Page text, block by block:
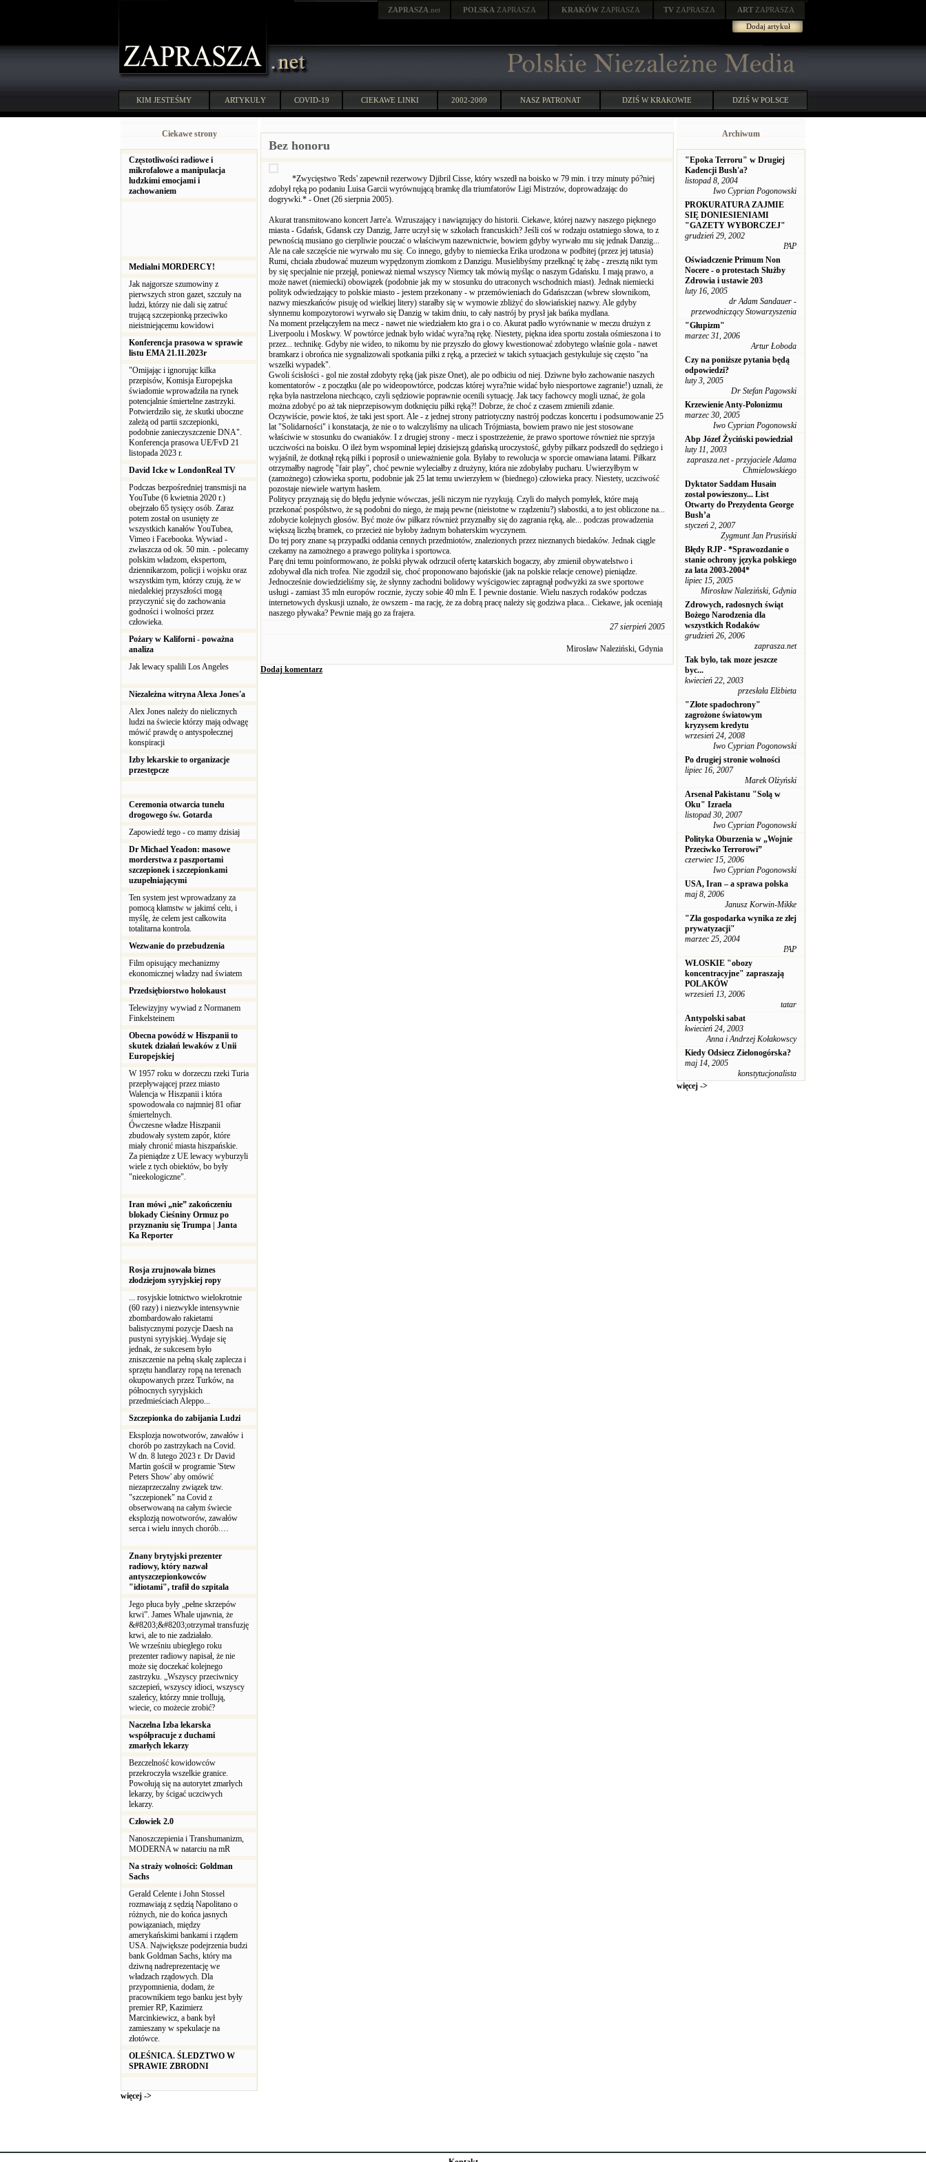
ZAPRASZA .net POLSKA ZAPRASZA KRAKÓW ZAPRASZA TV ZAPRASZA ART ZAPRASZA
Dodaj artykuł
KIM JESTEŚMY ARTYKUŁY COVID-19 CIEKAWE LINKI 2002-2009 NASZ PATRONAT DZIŚ W KRAKOWIE DZIŚ W POLSCE
Ciekawe strony
Częstotliwości radiowe i
mikrofalowe a manipulacja
ludzkimi emocjami i
zachowaniem
Medialni MORDERCY!
Jak najgorsze szumowiny z
pierwszych stron gazet, szczuły na
ludzi, którzy nie dali się zatruć
trującą szczepionką przeciwko
nieistniejącemu kowidowi
Konferencja prasowa w sprawie
listu EMA 21.11.2023r
"Omijając i ignorując kilka
przepisów, Komisja Europejska
świadomie wprowadziła na rynek
potencjalnie śmiertelne zastrzyki.
Potwierdziło się, że skutki uboczne
zależą od partii szczepionki,
podobnie zanieczyszczenie DNA".
Konferencja prasowa UE/FvD 21
listopada 2023 r.
David Icke w LondonReal TV
Podczas bezpośredniej transmisji na
YouTube (6 kwietnia 2020 r.)
obejrzało 65 tysięcy osób. Zaraz
potem został on usunięty ze
wszystkich kanałów YouTubea,
Vimeo i Facebooka. Wywiad -
zwłaszcza od ok. 50 min. - polecamy
polskim władzom, ekspertom,
dziennikarzom, policji i wojsku oraz
wszystkim tym, którzy czują, że w
niedalekiej przyszłości mogą
przyczynić się do zachowania
godności i wolności przez
człowieka.
Pożary w Kaliforni - poważna
analiza
Jak lewacy spalili Los Angeles
Niezależna witryna Alexa Jones'a
Alex Jones należy do nielicznych
ludzi na świecie którzy mają odwagę
mówić prawdę o antyspołecznej
konspiracji
Izby lekarskie to organizacje
przestępcze
Ceremonia otwarcia tunelu
drogowego św. Gotarda
Zapowiedź tego - co mamy dzisiaj
Dr Michael Yeadon: masowe
morderstwa z paszportami
szczepionek i szczepionkami
uzupełniającymi
Ten system jest wprowadzany za
pomocą kłamstw w jakimś celu, i
myślę, że celem jest całkowita
totalitarna kontrola.
Wezwanie do przebudzenia
Film opisujący mechanizmy
ekonomicznej władzy nad światem
Przedsiębiorstwo holokaust
Telewizyjny wywiad z Normanem
Finkelsteinem
Obecna powódź w Hiszpanii to
skutek działań lewaków z Unii
Europejskiej
W 1957 roku w dorzeczu rzeki Turia
przepływającej przez miasto
Walencja w Hiszpanii i która
spowodowała co najmniej 81 ofiar
śmiertelnych.
Ówczesne władze Hiszpanii
zbudowały system zapór, które
miały chronić miasta hiszpańskie.
Za pieniądze z UE lewacy wyburzyli
wiele z tych obiektów, bo były
"nieekologiczne".
Iran mówi „nie” zakończeniu
blokady Cieśniny Ormuz po
przyznaniu się Trumpa | Janta
Ka Reporter
Rosja zrujnowała biznes
złodziejom syryjskiej ropy
... rosyjskie lotnictwo wielokrotnie
(60 razy) i niezwykle intensywnie
zbombardowało rakietami
balistycznymi pozycje Daesh na
pustyni syryjskiej..Wydaje się
jednak, że sukcesem było
zniszczenie na pełną skalę zaplecza i
sprzętu handlarzy ropą na terenach
okupowanych przez Turków, na
północnych syryjskich
przedmieściach Aleppo...
Szczepionka do zabijania Ludzi
Eksplozja nowotworów, zawałów i
chorób po zastrzykach na Covid.
W dn. 8 lutego 2023 r. Dr David
Martin gościł w programie 'Stew
Peters Show' aby omówić
niezaprzeczalny związek tzw.
"szczepionek" na Covid z
obserwowaną na całym świecie
eksplozją nowotworów, zawałów
serca i wielu innych chorób.…
Znany brytyjski prezenter
radiowy, który nazwał
antyszczepionkowców
"idiotami", trafił do szpitala
Jego płuca były „pełne skrzepów
krwi”. James Whale ujawnia, że
&#8203;&#8203;otrzymał transfuzję
krwi, ale to nie zadziałało.
We wrześniu ubiegłego roku
prezenter radiowy napisał, że nie
może się doczekać kolejnego
zastrzyku. „Wszyscy przeciwnicy
szczepień, wszyscy idioci, wszyscy
szaleńcy, którzy mnie trollują,
wiecie, co możecie zrobić?
Naczelna Izba lekarska
współpracuje z duchami
zmarłych lekarzy
Bezczelność kowidowców
przekroczyła wszelkie granice.
Powołują się na autorytet zmarłych
lekarzy, by ścigać uczciwych
lekarzy.
Człowiek 2.0
Nanoszczepienia i Transhumanizm,
MODERNA w natarciu na mR
Na straży wolności: Goldman
Sachs
Gerald Celente i John Stossel
rozmawiają z sędzią Napolitano o
różnych, nie do końca jasnych
powiązaniach, między
amerykańskimi bankami i rządem
USA. Największe podejrzenia budzi
bank Goldman Sachs, który ma
dziwną nadreprezentację we
władzach rządowych. Dla
przypomnienia, dodam, że
pracownikiem tego banku jest były
premier RP, Kazimierz
Marcinkiewicz, a bank był
zamieszany w spekulacje na
złotówce.
OLEŚNICA. ŚLEDZTWO W
SPRAWIE ZBRODNI
więcej ->
Bez honoru
*Zwycięstwo 'Reds' zapewnił rezerwowy Djibril Cisse, który wszedł na boisko w 79 min. i trzy minuty pó?niej
zdobył ręką po podaniu Luisa Garcii wyrównującą bramkę dla triumfatorów Ligi Mistrzów, doprowadzając do
dogrywki.* - Onet (26 sierpnia 2005).
Akurat transmitowano koncert Jarre'a. Wzruszający i nawiązujący do historii. Ciekawe, której nazwy naszego pięknego
miasta - Gdańsk, Gdansk czy Danzig, Jarre uczył się w szkołach francuskich? Jeśli coś w rodzaju ostatniego słowa, to z
pewnością musiano go cierpliwie pouczać o właściwym nazewnictwie, bowiem gdyby wyrwało mu się jednak Danzig...
Ale na całe szczęście nie wyrwało mu się. Co innego, gdyby to niemiecka Erika urodzona w podbitej (przez jej tatusia)
Rumi, chciała zbudować muzeum wypędzonym ziomkom z Danzigu. Musielibyśmy przełknąć tę żabę - zresztą nikt tym
by się specjalnie nie przejął, ponieważ niemal wszyscy Niemcy tak mówią myśląc o naszym Gdańsku. I mają prawo, a
może nawet (niemiecki) obowiązek (podobnie jak my w stosunku do utraconych wschodnich miast). Jednak niemiecki
polityk odwiedzający to polskie miasto - jestem przekonany - w przemówieniach do Gdańszczan (wbrew słownikom,
nazwy mieszkańców pisuję od wielkiej litery) starałby się w wymowie zbliżyć do słowiańskiej nazwy. Ale gdyby
słynnemu kompozytorowi wyrwało się Danzig w takim dniu, to cały nastrój by prysł jak bańka mydlana.
Na moment przełączyłem na mecz - nawet nie wiedziałem kto gra i o co. Akurat padło wyrównanie w meczu drużyn z
Liverpoolu i Moskwy. W powtórce jednak było widać wyra?ną rękę. Niestety, piękna idea sportu została ośmieszona i to
przez... technikę. Gdyby nie wideo, to nikomu by nie przyszło do głowy kwestionować zdobytego właśnie gola - nawet
bramkarz i obrońca nie sygnalizowali spotkania piłki z ręką, a przecież w takich sytuacjach gestykuluje się często "na
wszelki wypadek".
Gwoli ścisłości - gol nie został zdobyty ręką (jak pisze Onet), ale po odbiciu od niej. Dziwne było zachowanie naszych
komentatorów - z początku (ale po wideopowtórce, podczas której wyra?nie widać było niesportowe zagranie!) uznali, że
ręka była nastrzelona niechcąco, czyli sędziowie poprawnie ocenili sytuację. Jak tacy fachowcy mogli uznać, że gola
można zdobyć po aż tak nieprzepisowym dotknięciu piłki ręką?! Dobrze, że choć z czasem zmienili zdanie.
Oczywiście, powie ktoś, że taki jest sport. Ale - z jednej strony patriotyczny nastrój podczas koncertu i podsumowanie 25
lat "Solidarności" i konstatacja, że nie o to walczyliśmy na ulicach Trójmiasta, bowiem prawo nie jest stosowane
właściwie w stosunku do cwaniaków. I z drugiej strony - mecz i spostrzeżenie, że prawo sportowe również nie sprzyja
uczciwości na boisku. O ileż bym wspominał lepiej dzisiejszą gdańską uroczystość, gdyby piłkarz podszedł do sędziego i
wyjaśnił, że dotknął ręką piłki i poprosił o unieważnienie gola. Byłaby to rewolucja w sporcie omawiana latami. Piłkarz
otrzymałby nagrodę "fair play", choć pewnie wyleciałby z drużyny, która nie zdobyłaby pucharu. Uwierzyłbym w
(zamożnego) człowieka sportu, podobnie jak 25 lat temu uwierzyłem w (biednego) człowieka pracy. Niestety, uczciwość
pozostaje niewiele wartym hasłem.
Politycy przyznają się do błędu jedynie wówczas, jeśli niczym nie ryzykują. Czyli do małych pomyłek, które mają
przekonać pospólstwo, że są podobni do niego, że mają pewne (nieistotne w rządzeniu?) słabostki, a to jest obliczone na...
zdobycie kolejnych głosów. Być może ów piłkarz również przyznałby się do zagrania ręką, ale... podczas prowadzenia
większą liczbą bramek, co przecież nie byłoby żadnym bohaterskim wyczynem.
Do tej pory znane są przypadki oddania cennych przedmiotów, znalezionych przez nieznanych biedaków. Jednak ciągle
czekamy na zamożnego a prawego polityka i sportowca.
Parę dni temu poinformowano, że polski pływak odrzucił ofertę katarskich bogaczy, aby zmienił obywatelstwo i
zdobywał dla nich trofea. Nie zgodził się, choć proponowano bajońskie (jak na polskie relacje cenowe) pieniądze.
Jednocześnie dowiedzieliśmy się, że słynny zachodni bolidowy wyścigowiec zapragnął podwyżki za swe sportowe
usługi - zamiast 35 mln europów rocznie, życzy sobie 40 mln E. I pewnie dostanie. Wielu naszych rodaków podczas
internetowych dyskusji uznało, że owszem - ma rację, że za dobrą pracę należy się godziwa płaca... Ciekawe, jak oceniają
naszego pływaka? Pewnie mają go za frajera.
27 sierpień 2005
Mirosław Naleziński, Gdynia
Dodaj komentarz
Archiwum
"Epoka Terroru" w Drugiej
Kadencji Bush'a?
listopad 8, 2004
Iwo Cyprian Pogonowski
PROKURATURA ZAJMIE
SIĘ DONIESIENIAMI
"GAZETY WYBORCZEJ"
grudzień 29, 2002
PAP
Oświadczenie Primum Non
Nocere - o protestach Służby
Zdrowia i ustawie 203
luty 16, 2005
dr Adam Sandauer -
przewodniczący Stowarzyszenia
"Głupizm"
marzec 31, 2006
Artur Łoboda
Czy na poniższe pytania będą
odpowiedzi?
luty 3, 2005
Dr Stefan Pagowski
Krzewienie Anty-Polonizmu
marzec 30, 2005
Iwo Cyprian Pogonowski
Abp Józef Życiński powiedział
luty 11, 2003
zaprasza.net - przyjaciele Adama
Chmielowskiego
Dyktator Saddam Husain
został powieszony... List
Otwarty do Prezydenta George
Bush’a
styczeń 2, 2007
Zygmunt Jan Prusiński
Błędy RJP - *Sprawozdanie o
stanie ochrony języka polskiego
za lata 2003-2004*
lipiec 15, 2005
Mirosław Naleziński, Gdynia
Zdrowych, radosnych świąt
Bożego Narodzenia dla
wszystkich Rodaków
grudzień 26, 2006
zaprasza.net
Tak bylo, tak moze jeszcze
byc...
kwiecień 22, 2003
przesłała Elżbieta
"Złote spadochrony"
zagrożone światowym
kryzysem kredytu
wrzesień 24, 2008
Iwo Cyprian Pogonowski
Po drugiej stronie wolności
lipiec 16, 2007
Marek Olżyński
Arsenał Pakistanu "Solą w
Oku" Izraela
listopad 30, 2007
Iwo Cyprian Pogonowski
Polityka Oburzenia w „Wojnie
Przeciwko Terrorowi”
czerwiec 15, 2006
Iwo Cyprian Pogonowski
USA, Iran – a sprawa polska
maj 8, 2006
Janusz Korwin-Mikke
"Zła gospodarka wynika ze złej
prywatyzacji"
marzec 25, 2004
PAP
WŁOSKIE "obozy
koncentracyjne" zapraszają
POLAKÓW
wrzesień 13, 2006
tatar
Antypolski sabat
kwiecień 24, 2003
Anna i Andrzej Kołakowscy
Kiedy Odsiecz Zielonogórska?
maj 14, 2005
konstytucjonalista
więcej ->